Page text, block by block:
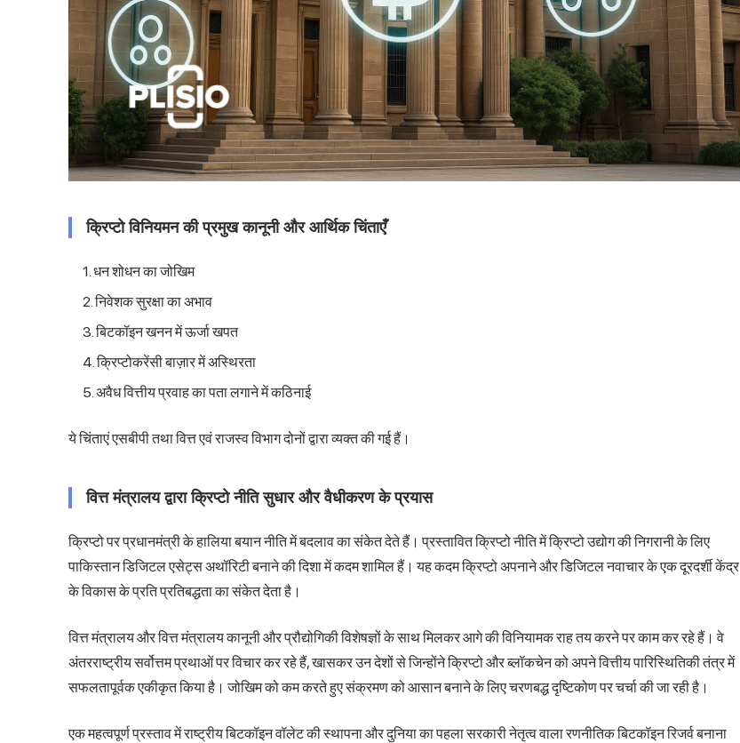
क्रिप्टो विनियमन की प्रमुख कानूनी और आर्थिक चिंताएँ
धन शोधन का जोखिम
निवेशक सुरक्षा का अभाव
बिटकॉइन खनन में ऊर्जा खपत
क्रिप्टोकरेंसी बाज़ार में अस्थिरता
अवैध वित्तीय प्रवाह का पता लगाने में कठिनाई
ये चिंताएं एसबीपी तथा वित्त एवं राजस्व विभाग दोनों द्वारा व्यक्त की गई हैं।
वित्त मंत्रालय द्वारा क्रिप्टो नीति सुधार और वैधीकरण के प्रयास
क्रिप्टो पर प्रधानमंत्री के हालिया बयान नीति में बदलाव का संकेत देते हैं। प्रस्तावित क्रिप्टो नीति में क्रिप्टो उद्योग की निगरानी के लिए
पाकिस्तान डिजिटल एसेट्स अथॉरिटी बनाने की दिशा में कदम शामिल हैं। यह कदम क्रिप्टो अपनाने और डिजिटल नवाचार के एक दूरदर्शी केंद्र
के विकास के प्रति प्रतिबद्धता का संकेत देता है।
वित्त मंत्रालय और वित्त मंत्रालय कानूनी और प्रौद्योगिकी विशेषज्ञों के साथ मिलकर आगे की विनियामक राह तय करने पर काम कर रहे हैं। वे
अंतरराष्ट्रीय सर्वोत्तम प्रथाओं पर विचार कर रहे हैं, खासकर उन देशों से जिन्होंने क्रिप्टो और ब्लॉकचेन को अपने वित्तीय पारिस्थितिकी तंत्र में
सफलतापूर्वक एकीकृत किया है। जोखिम को कम करते हुए संक्रमण को आसान बनाने के लिए चरणबद्ध दृष्टिकोण पर चर्चा की जा रही है।
एक महत्वपूर्ण प्रस्ताव में राष्ट्रीय बिटकॉइन वॉलेट की स्थापना और दुनिया का पहला सरकारी नेतृत्व वाला रणनीतिक बिटकॉइन रिजर्व बनाना